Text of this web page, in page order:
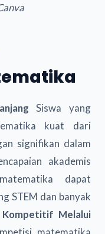
Siswa yang
kuat dari
signifikan dalam
akademis
dapat
STEM dan banyak
Kompetitif Melalui